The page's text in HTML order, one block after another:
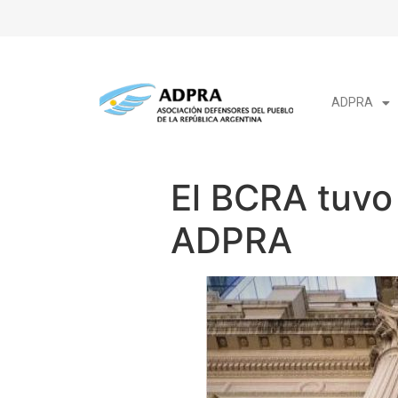
ADPRA
El BCRA
ADPRA